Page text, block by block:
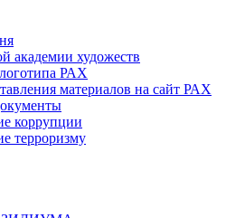
академии художеств
РАХ
материалов на сайт РАХ
коррупции
терроризму